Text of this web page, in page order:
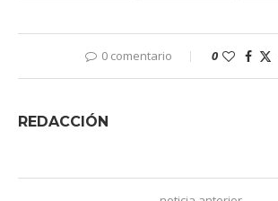
0 comentario 0
REDACCIÓN